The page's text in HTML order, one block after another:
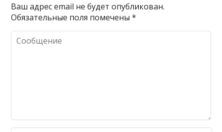
Ваш адрес email не будет опубликован.
Обязательные поля помечены*